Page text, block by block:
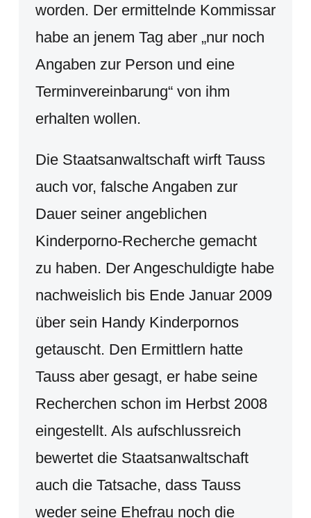
worden. Der ermittelnde Kommissar
habe an jenem Tag aber „nur noch
Angaben zur Person und eine
Terminvereinbarung“ von ihm
erhalten wollen.
Die Staatsanwaltschaft wirft Tauss
auch vor, falsche Angaben zur
Dauer seiner angeblichen
Kinderporno-Recherche gemacht
zu haben. Der Angeschuldigte habe
nachweislich bis Ende Januar 2009
über sein Handy Kinderpornos
getauscht. Den Ermittlern hatte
Tauss aber gesagt, er habe seine
Recherchen schon im Herbst 2008
eingestellt. Als aufschlussreich
bewertet die Staatsanwaltschaft
auch die Tatsache, dass Tauss
weder seine Ehefrau noch die